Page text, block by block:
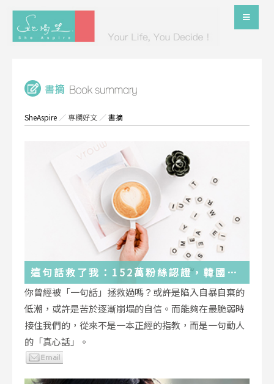
SheAspire ／專欄好文 ／書摘
這句話救了我：152萬粉絲認證，韓國最
受歡迎的YouTuber「國民姐姐」金美敬
為跌落情緒深淵的你雪中送炭！
你曾經被「一句話」拯救過嗎？或許是陷入自暴自棄的
低潮，或許是苦於逐漸崩塌的自信。而能夠在最脆弱時
接住我們的，從來不是一本正經的指教，而是一句動人
的「真心話」。